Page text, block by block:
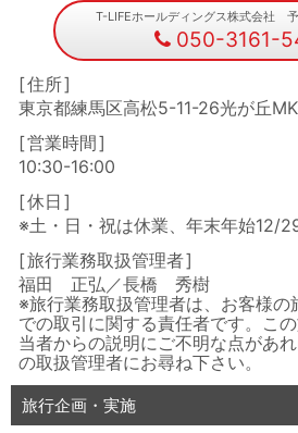
T-LIFEホールディングス株式会社
050-3161-
住所
東京都練馬区高松5-11-26光が丘
営業時間
10:30-16:00
休日
※土・日・祝は休業、年末年始12/
旅行業務取扱管理者
福田 正弘／長橋 秀樹
※旅行業務取扱管理者は、お客様の
での取引に関する責任者です。こ
当者からの説明にご不明な点があ
の取扱管理者にお尋ね下さい。
旅行企画・実施